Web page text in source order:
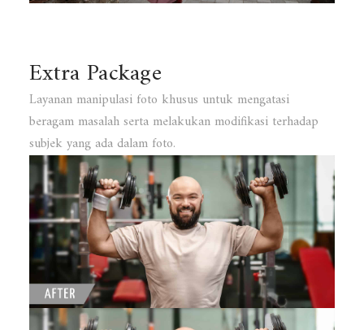
Extra Package
Layanan manipulasi foto khusus untuk mengatasi
beragam masalah serta melakukan modifikasi terhadap
subjek yang ada dalam foto.